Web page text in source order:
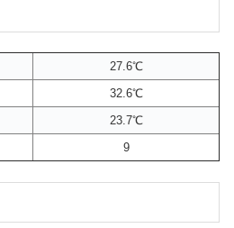
27.6℃
32.6℃
23.7℃
9